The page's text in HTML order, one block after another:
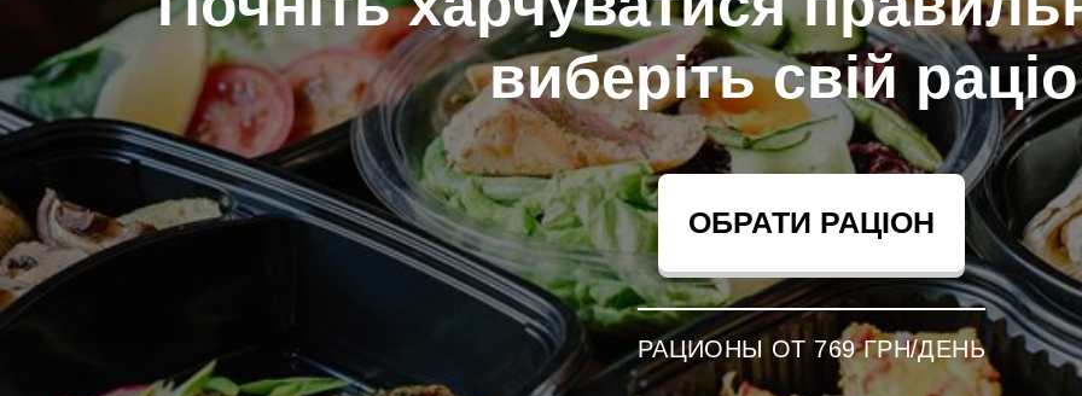
виберіть свій
ОБРАТИ РАЦІОН
РАЦИОНЫ ОТ 769 ГРН/ДЕНЬ